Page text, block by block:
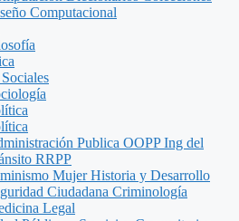
Computacional
Publica OOPP Ing del
RRPP
Mujer Historia y Desarrollo
Ciudadana Criminología
Legal